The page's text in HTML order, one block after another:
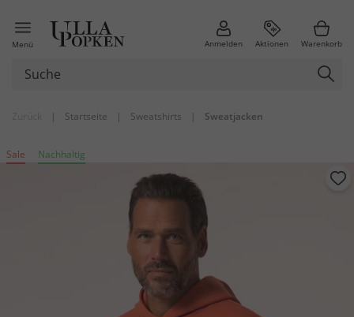
Menü Anmelden Aktionen Warenkorb
| Startseite | Sweatshirts | Sweatjacken
Sale Nachhaltig